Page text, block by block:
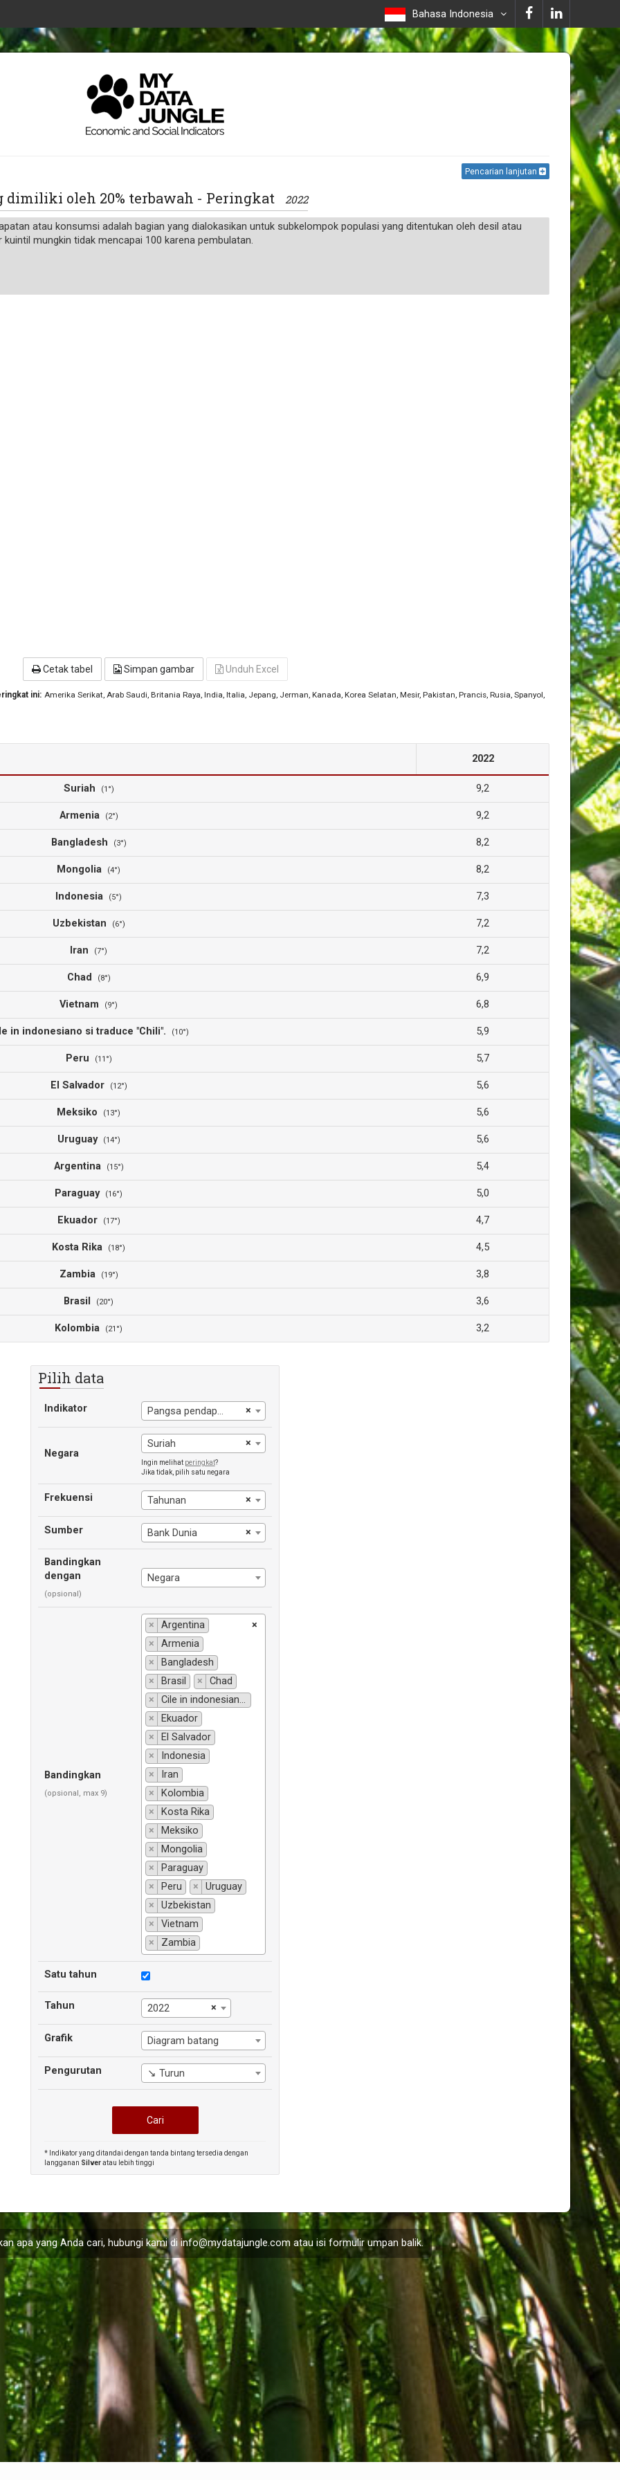
Bahasa Indonesia
Pencarian lanjutan
dimiliki oleh 20% terbawah - Peringkat 2022
atau konsumsi adalah bagian yang dialokasikan untuk subkelompok populasi yang ditentukan oleh desil atau
mungkin tidak mencapai 100 karena pembulatan.
Cetak tabel Simpan gambar Unduh Excel
ini: Amerika Serikat, Arab Saudi, Britania Raya, India, Italia, Jepang, Jerman, Kanada, Korea Selatan, Mesir, Pakistan, Prancis, Rusia, Spanyol,
2022
Suriah (1°) 9,2
Armenia (2°) 9,2
Bangladesh (3°) 8,2
Mongolia (4°) 8,2
Indonesia (5°) 7,3
Uzbekistan (6°) 7,2
Iran (7°) 7,2
Chad (8°) 6,9
Vietnam (9°) 6,8
in indonesiano si traduce "Chili". (10°) 5,9
Peru (11°) 5,7
El Salvador (12°) 5,6
Meksiko (13°) 5,6
Uruguay (14°) 5,6
Argentina (15°) 5,4
Paraguay (16°) 5,0
Ekuador (17°) 4,7
Kosta Rika (18°) 4,5
Zambia (19°) 3,8
Brasil (20°) 3,6
Kolombia (21°) 3,2
Pilih data
Indikator ×
Pangsa pendapatan yang dimiliki oleh 20% terbawah
Negara
×
Suriah
Ingin melihat peringkat?
Jika tidak, pilih satu negara
Frekuensi ×
Tahunan
Sumber ×
Bank Dunia
Bandingkan
dengan
(opsional)
Negara
Bandingkan
(opsional, max 9)
×
×
Argentina
×
Armenia
×
Bangladesh
×
Brasil ×
Chad
×
Cile in indonesiano si traduce "Chili".
×
Ekuador
×
El Salvador
×
Indonesia
×
Iran
×
Kolombia
×
Kosta Rika
×
Meksiko
×
Mongolia
×
Paraguay
×
Peru ×
Uruguay
×
Uzbekistan
×
Vietnam
×
Zambia
Satu tahun
Tahun ×
2022
Grafik Diagram batang
Pengurutan ↘ Turun
* Indikator yang ditandai dengan tanda bintang tersedia dengan
langganan Silveratau lebih tinggi
apa yang Anda cari, hubungi kami di info@mydatajungle.com atau isi formulirumpan balik.